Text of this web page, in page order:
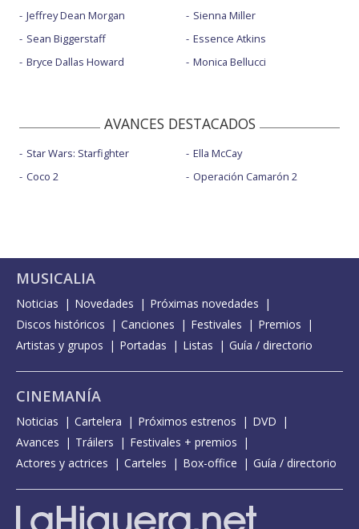
Jeffrey Dean Morgan
Sean Biggerstaff
Bryce Dallas Howard
Sienna Miller
Essence Atkins
Monica Bellucci
AVANCES DESTACADOS
Star Wars: Starfighter
Coco 2
Ella McCay
Operación Camarón 2
MUSICALIA
Noticias Novedades
Próximas novedades
Discos históricos
Canciones Festivales
Premios
Artistas y grupos
Portadas Listas Guía / directorio
CINEMANÍA
Noticias Cartelera Próximos estrenos
DVD
Avances
Tráilers
Festivales + premios
Actores y actrices
Carteles Box-office Guía / directorio